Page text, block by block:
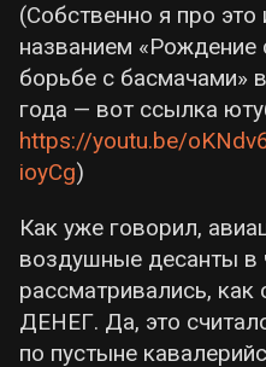
(Собственно я про
названием «Рождение
борьбе с басмачами»
года — вот ссылка
https://youtu.be/
ioyCg)
Как уже говорил,
воздушные десанты в
рассматривались,
ДЕНЕГ. Да, это
по пустыне